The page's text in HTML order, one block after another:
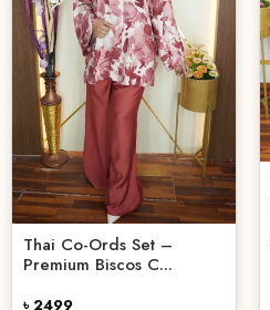
Thai Co-Ords Set –
Premium Biscos C...
৳ 2499